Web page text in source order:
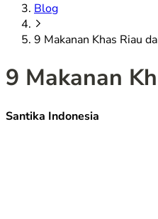
Blog
9 Makanan Khas Riau
9 Makanan
Santika Indonesia